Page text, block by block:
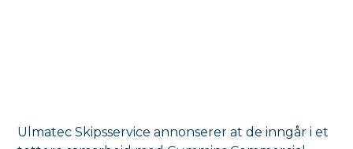
Ulmatec Skipsservice annonserer at de inngår i et